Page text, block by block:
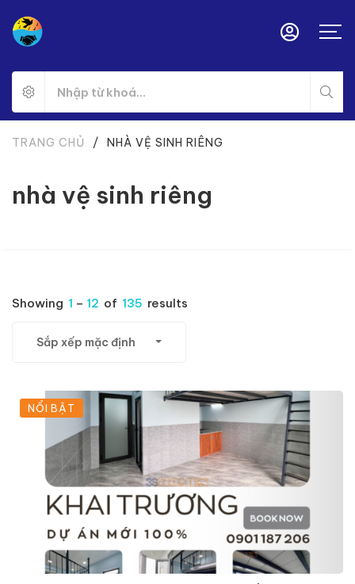
nhà vệ sinh riêng
TRANG CHỦ / NHÀ VỆ SINH RIÊNG
Showing 1 – 12 of 135 results
Sắp xếp mặc định
NỔI BẬT